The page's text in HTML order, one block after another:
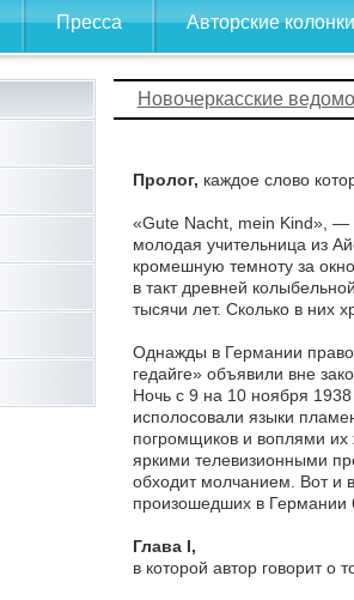
Пресса Авторские колонки
Новочеркасские
Пролог, каждое слово
«Gute Nacht, mein Kind», —
молодая учительница из
кромешную темноту за
в такт древней
тысячи лет. Сколько в них
Однажды в Германии право
гедайге» объявили вне
Ночь с 9 на 10 ноября 1938
исполосовали языки
погромщиков и воплями
яркими телевизионными
обходит молчанием. Вот и
произошедших в Германии
Глава I,
в которой автор говорит о